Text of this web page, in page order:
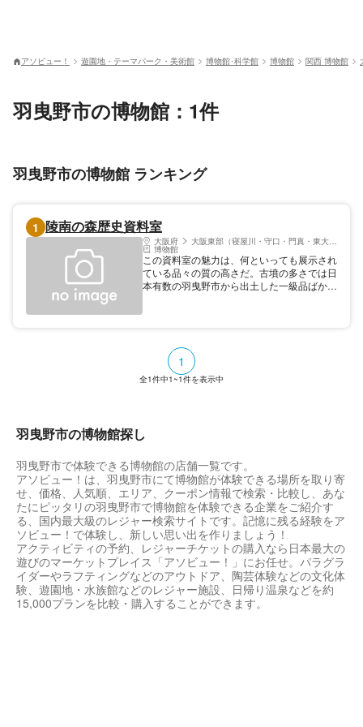
アソビュー！ 遊園地・テーマパーク・美術館 博物館･科学館 博物館 関西 博物館
羽曳野市の博物館：1件
羽曳野市の博物館 ランキング
1 陵南の森歴史資料室
大阪府 大阪東部（寝屋川・守口・門真・東大阪）
博物館
この資料室の魅力は、何といっても展示され
ている品々の質の高さだ。古墳の多さでは日
本有数の羽曳野市から出土した一級品ばかり
を残すために作り置いてくれたのではないか
と思うほど良い物が多い。展示室は、スペー
スこそ小さいものの、こまめに展示品の入れ
1
全1件中1~1件を表示中
羽曳野市の博物館探し
羽曳野市で体験できる博物館の店舗一覧です。
アソビュー！は、羽曳野市にて博物館が体験できる場所を取り寄
せ、価格、人気順、エリア、クーポン情報で検索・比較し、あな
たにピッタリの羽曳野市で博物館を体験できる企業をご紹介す
る、国内最大級のレジャー検索サイトです。記憶に残る経験をア
ソビュー！で体験し、新しい思い出を作りましょう！
アクティビティの予約、レジャーチケットの購入なら日本最大の
遊びのマーケットプレイス「アソビュー！」にお任せ。パラグラ
イダーやラフティングなどのアウトドア、陶芸体験などの文化体
験、遊園地・水族館などのレジャー施設、日帰り温泉などを約
15,000プランを比較・購入することができます。